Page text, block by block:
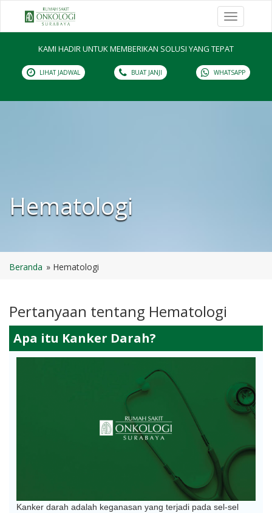
Toggle
navigation
KAMI HADIR UNTUK MEMBERIKAN SOLUSI YANG TEPAT
LIHAT JADWAL BUAT JANJI WHATSAPP
Hematologi
Beranda Hematologi
Pertanyaan tentang Hematologi
Apa itu Kanker Darah?
Kanker darah adalah keganasan yang terjadi pada sel-sel